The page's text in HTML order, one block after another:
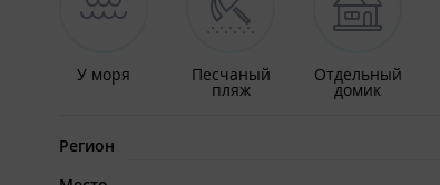
У моря Песчаный
пляж
Отдельный
домик
Регион